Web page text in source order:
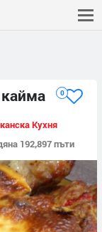
0
Кухня
192,897 пъти